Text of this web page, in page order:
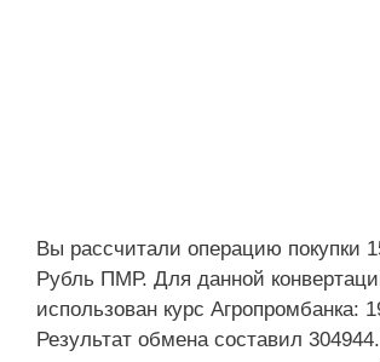
Вы рассчитали операцию покупки
Рубль ПМР. Для данной
использован курс Агропромбанка:
Результат обмена составил